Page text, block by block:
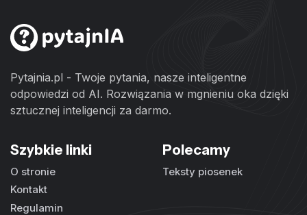
Pytajnia.pl - Twoje pytania, nasze inteligentne
odpowiedzi od AI. Rozwiązania w mgnieniu oka dzięki
sztucznej inteligencji za darmo.
Szybkie linki
O stronie
Kontakt
Regulamin
Polecamy
Teksty piosenek